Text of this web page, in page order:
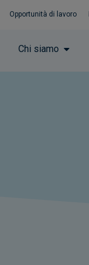
Opportunità di lavoro
Chi siamo